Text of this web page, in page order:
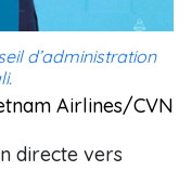
d’administration
Airlines/CVN
directe vers